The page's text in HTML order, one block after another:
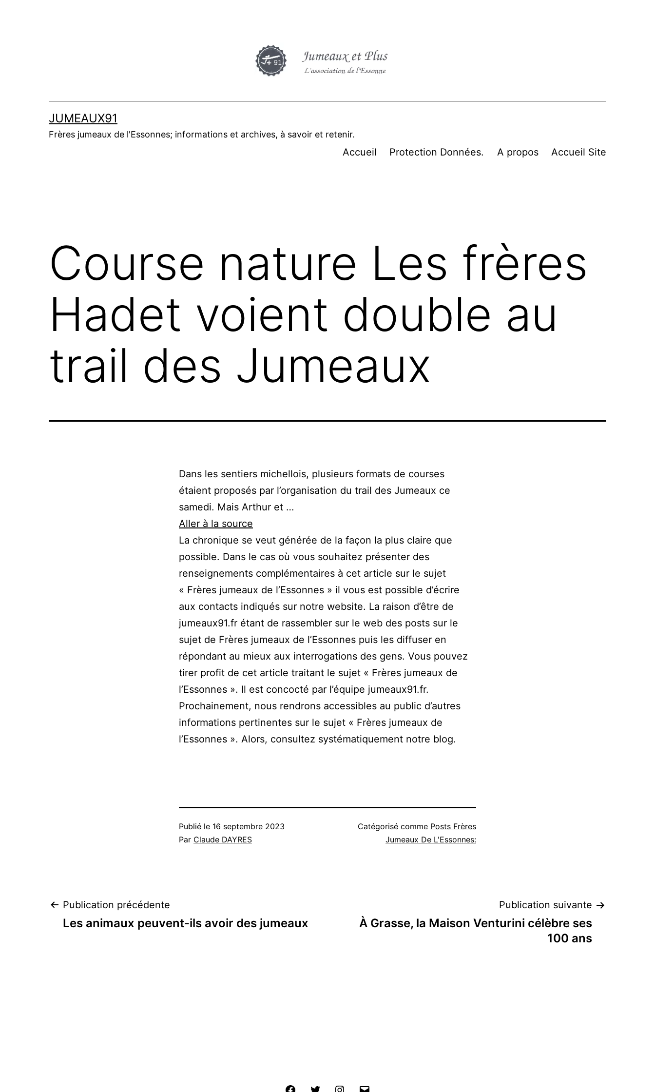
JUMEAUX91
Frères jumeaux de l'Essonnes; informations et archives, à savoir et retenir.
Accueil Protection Données. A propos Accueil Site
Course nature Les frères
Hadet voient double au
trail des Jumeaux
Dans les sentiers michellois, plusieurs formats de courses
étaient proposés par l’organisation du trail des Jumeaux ce
samedi. Mais Arthur et …
Aller à la source
La chronique se veut générée de la façon la plus claire que
possible. Dans le cas où vous souhaitez présenter des
renseignements complémentaires à cet article sur le sujet
« Frères jumeaux de l’Essonnes » il vous est possible d’écrire
aux contacts indiqués sur notre website. La raison d’être de
jumeaux91.fr étant de rassembler sur le web des posts sur le
sujet de Frères jumeaux de l’Essonnes puis les diffuser en
répondant au mieux aux interrogations des gens. Vous pouvez
tirer profit de cet article traitant le sujet « Frères jumeaux de
l’Essonnes ». Il est concocté par l’équipe jumeaux91.fr.
Prochainement, nous rendrons accessibles au public d’autres
informations pertinentes sur le sujet « Frères jumeaux de
l’Essonnes ». Alors, consultez systématiquement notre blog.
Publié le 16 septembre 2023
Par Claude DAYRES
Catégorisé comme Posts Frères
Jumeaux De L'Essonnes:
Navigation
Publication précédente
Les animaux peuvent-ils avoir des jumeaux
Publication suivante
À Grasse, la Maison Venturini célèbre ses
100 ans
FacebookTwitter Instagram